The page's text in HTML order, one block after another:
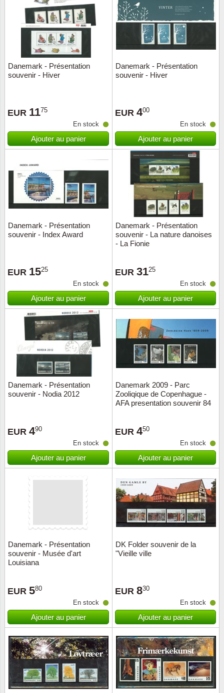
Danemark - Présentation
souvenir - Hiver
EUR 1175
En stock
Ajouter au panier
Danemark - Présentation
souvenir - Hiver
EUR 400
En stock
Ajouter au panier
Danemark - Présentation
souvenir - Index Award
EUR 1525
En stock
Ajouter au panier
Danemark - Présentation
souvenir - La nature danoises
- La Fionie
EUR 3125
En stock
Ajouter au panier
Danemark - Présentation
souvenir - Nodia 2012
EUR 490
En stock
Ajouter au panier
Danemark 2009 - Parc
Zooliqique de Copenhague -
AFA presentation souvenir 84
EUR 450
En stock
Ajouter au panier
Danemark - Présentation
souvenir - Musée d'art
Louisiana
EUR 580
En stock
Ajouter au panier
DK Folder souvenir de la
"Vieille ville
EUR 830
En stock
Ajouter au panier
Love
Année
Chypre
Etats-
Fleurs
Grèce
Islande
Iles
Irlande
Italie
Malte